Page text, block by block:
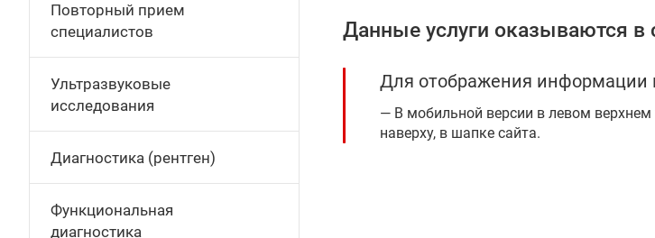
Данные услуги оказываются
Для отображения информации
В мобильной версии в левом
наверху, в шапке сайта.
Повторный прием
специалистов
Ультразвуковые
исследования
Диагностика (рентген)
Функциональная
диагностика